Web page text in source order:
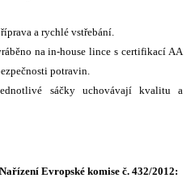
a rychlé vstřebání.
na in-house lince s certifikací AA
potravin.
sáčky uchovávají kvalitu a
Evropské komise č. 432/2012: